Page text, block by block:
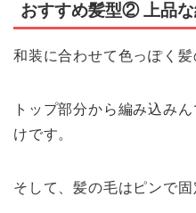
おすすめ髪型② 上品
和装に合わせて色っぽく髪
トップ部分から編み込み
けです。
そして、髪の毛はピンで固